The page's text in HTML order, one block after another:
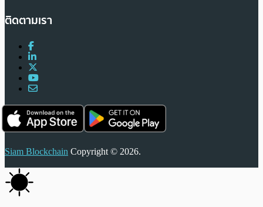
ติดตามเรา
Siam Blockchain Copyright © 2026.